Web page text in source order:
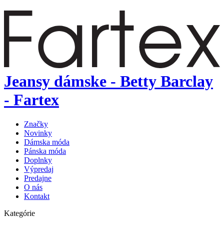
Jeansy dámske - Betty Barclay
- Fartex
Značky
Novinky
Dámska móda
Pánska móda
Doplnky
Výpredaj
Predajne
O nás
Kontakt
Kategórie